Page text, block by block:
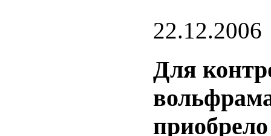
22.12.2006
Для